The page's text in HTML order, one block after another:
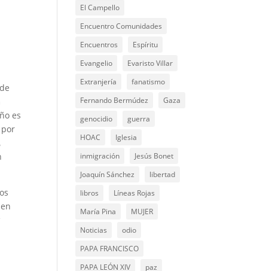
es
El Campello
Encuentro Comunidades
Encuentros
Espíritu
Evangelio
Evaristo Villar
Extranjería
fanatismo
Fernando Bermúdez
Gaza
genocidio
guerra
HOAC
Iglesia
inmigración
Jesús Bonet
Joaquín Sánchez
libertad
libros
Líneas Rojas
María Pina
MUJER
Noticias
odio
PAPA FRANCISCO
PAPA LEÓN XIV
paz